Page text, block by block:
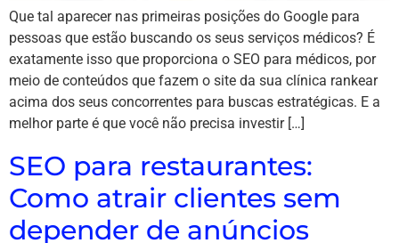
Que tal aparecer nas primeiras posições do Google para
pessoas que estão buscando os seus serviços médicos? É
exatamente isso que proporciona o SEO para médicos, por
meio de conteúdos que fazem o site da sua clínica rankear
acima dos seus concorrentes para buscas estratégicas. E a
melhor parte é que você não precisa investir […]
SEO para restaurantes:
Como atrair clientes sem
depender de anúncios